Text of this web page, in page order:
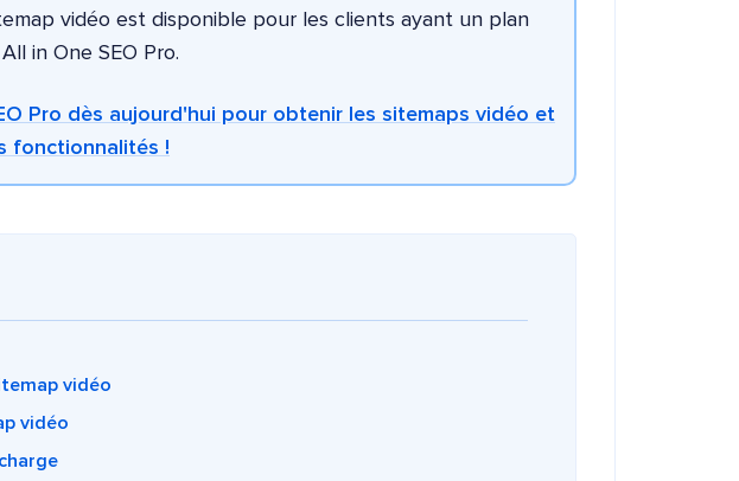
vidéo est disponible pour les clients ayant un plan
in One SEO Pro.
Pro dès aujourd'hui pour obtenir les sitemaps vidéo et
fonctionnalités !
vidéo
vidéo